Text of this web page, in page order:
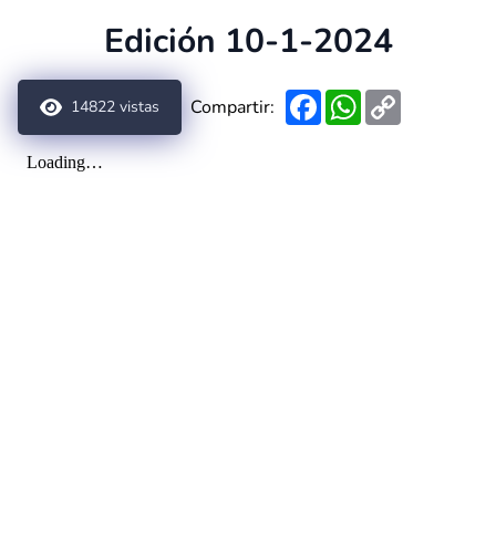
Edición 10-1-2024
14822 vistas Compartir: FacebookWhatsApp